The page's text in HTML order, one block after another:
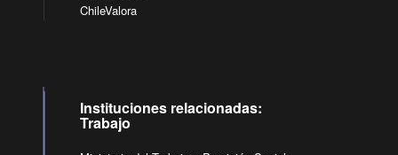
ChileValora
Instituciones relacionadas:
Trabajo